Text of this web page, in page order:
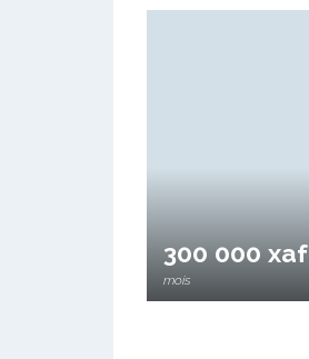
300 000 xaf
mois